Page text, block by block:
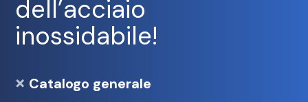
dell’acciaio
inossidabile!
Catalogo generale